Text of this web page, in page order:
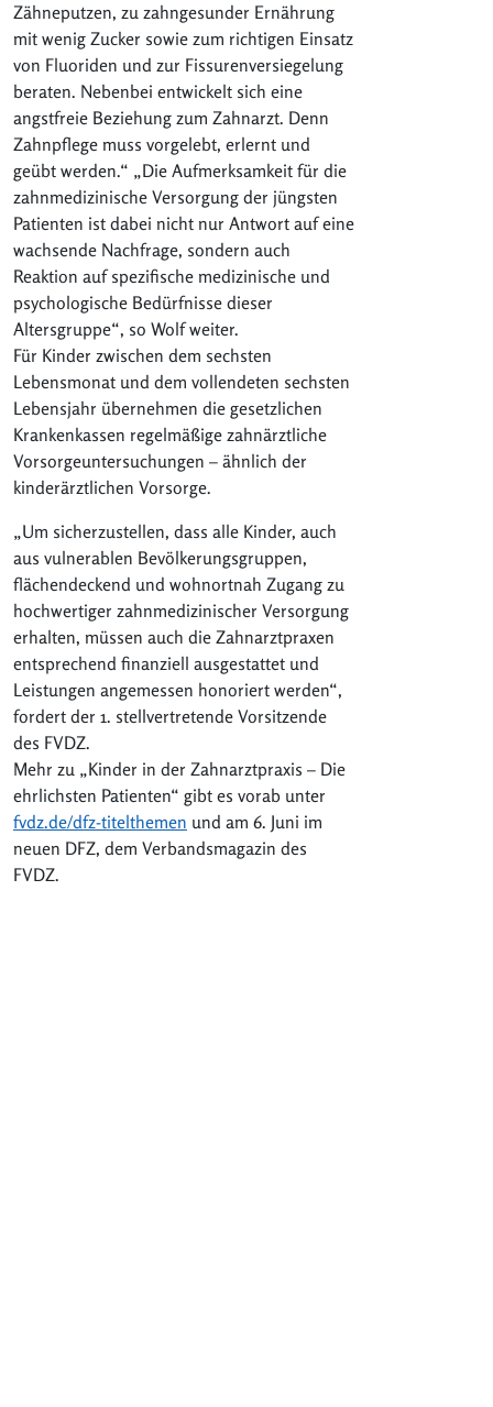
Zähneputzen, zu zahngesunder Ernährung
mit wenig Zucker sowie zum richtigen Einsatz
von Fluoriden und zur Fissurenversiegelung
beraten. Nebenbei entwickelt sich eine
angstfreie Beziehung zum Zahnarzt. Denn
Zahnpflege muss vorgelebt, erlernt und
geübt werden.“ „Die Aufmerksamkeit für die
zahnmedizinische Versorgung der jüngsten
Patienten ist dabei nicht nur Antwort auf eine
wachsende Nachfrage, sondern auch
Reaktion auf spezifische medizinische und
psychologische Bedürfnisse dieser
Altersgruppe“, so Wolf weiter.
Für Kinder zwischen dem sechsten
Lebensmonat und dem vollendeten sechsten
Lebensjahr übernehmen die gesetzlichen
Krankenkassen regelmäßige zahnärztliche
Vorsorgeuntersuchungen – ähnlich der
kinderärztlichen Vorsorge.
„Um sicherzustellen, dass alle Kinder, auch
aus vulnerablen Bevölkerungsgruppen,
flächendeckend und wohnortnah Zugang zu
hochwertiger zahnmedizinischer Versorgung
erhalten, müssen auch die Zahnarztpraxen
entsprechend finanziell ausgestattet und
Leistungen angemessen honoriert werden“,
fordert der 1. stellvertretende Vorsitzende
des FVDZ.
Mehr zu „Kinder in der Zahnarztpraxis – Die
ehrlichsten Patienten“ gibt es vorab unter
fvdz.de/dfz-titelthemen und am 6. Juni im
neuen DFZ, dem Verbandsmagazin des
FVDZ.